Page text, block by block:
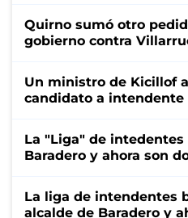
Quirno sumó otro
gobierno contra
Un ministro de Kicillof
candidato a intendente
La "Liga" de
Baradero y ahora son
La liga de intendentes
alcalde de Baradero y